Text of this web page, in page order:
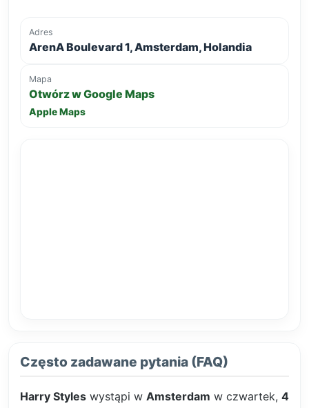
Adres
ArenA Boulevard 1, Amsterdam, Holandia
Mapa
Otwórz w Google Maps
Apple Maps
Często zadawane pytania (FAQ)
Harry Styles wystąpi w Amsterdam w czwartek, 4